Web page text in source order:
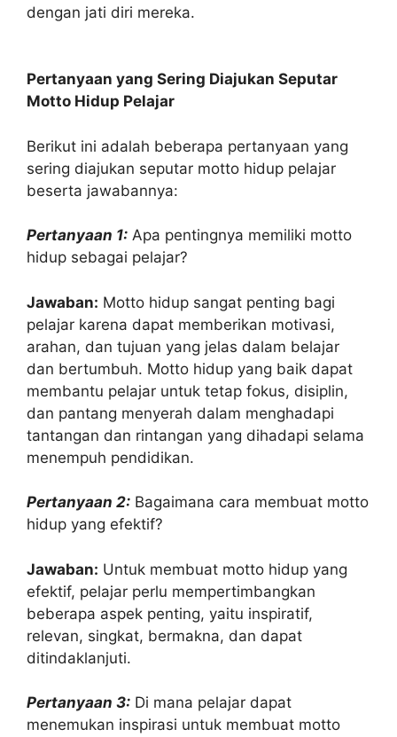
dengan jati diri mereka.
Pertanyaan yang Sering Diajukan Seputar
Motto Hidup Pelajar
Berikut ini adalah beberapa pertanyaan yang
sering diajukan seputar motto hidup pelajar
beserta jawabannya:
Pertanyaan 1: Apa pentingnya memiliki motto
hidup sebagai pelajar?
Jawaban: Motto hidup sangat penting bagi
pelajar karena dapat memberikan motivasi,
arahan, dan tujuan yang jelas dalam belajar
dan bertumbuh. Motto hidup yang baik dapat
membantu pelajar untuk tetap fokus, disiplin,
dan pantang menyerah dalam menghadapi
tantangan dan rintangan yang dihadapi selama
menempuh pendidikan.
Pertanyaan 2: Bagaimana cara membuat motto
hidup yang efektif?
Jawaban: Untuk membuat motto hidup yang
efektif, pelajar perlu mempertimbangkan
beberapa aspek penting, yaitu inspiratif,
relevan, singkat, bermakna, dan dapat
ditindaklanjuti.
Pertanyaan 3: Di mana pelajar dapat
menemukan inspirasi untuk membuat motto